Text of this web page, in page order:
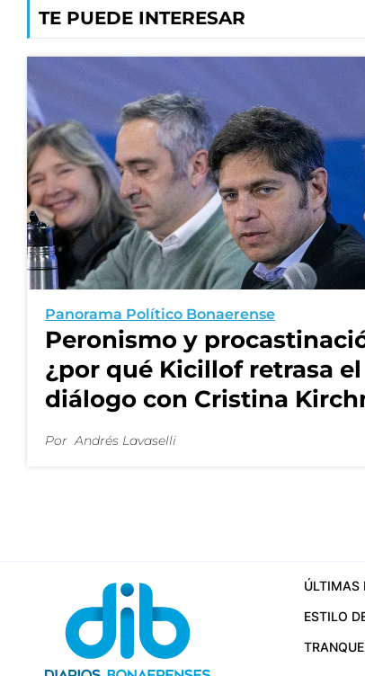
TE PUEDE INTERESAR
Panorama Político Bonaerense
Peronismo y
¿por qué Kicillof retrasa el
diálogo con Cristina
Por Andrés Lavaselli
ÚLTIMAS
ESTILO